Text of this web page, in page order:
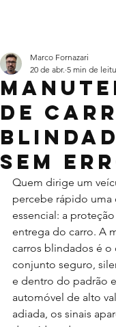
de
sem
Marco Fornazari
20 de abr. 5 min de
Quem dirige um
percebe rápido uma
essencial: a
entrega do carro. A
carros blindados é o
conjunto seguro,
e dentro do padrão
automóvel de alto
adiada, os sinais